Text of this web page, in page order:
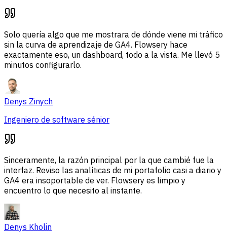
Solo quería algo que me mostrara de dónde viene mi tráfico
sin la curva de aprendizaje de GA4. Flowsery hace
exactamente eso, un dashboard, todo a la vista. Me llevó 5
minutos configurarlo.
Denys Zinych
Ingeniero de software sénior
Sinceramente, la razón principal por la que cambié fue la
interfaz. Reviso las analíticas de mi portafolio casi a diario y
GA4 era insoportable de ver. Flowsery es limpio y
encuentro lo que necesito al instante.
Denys Kholin